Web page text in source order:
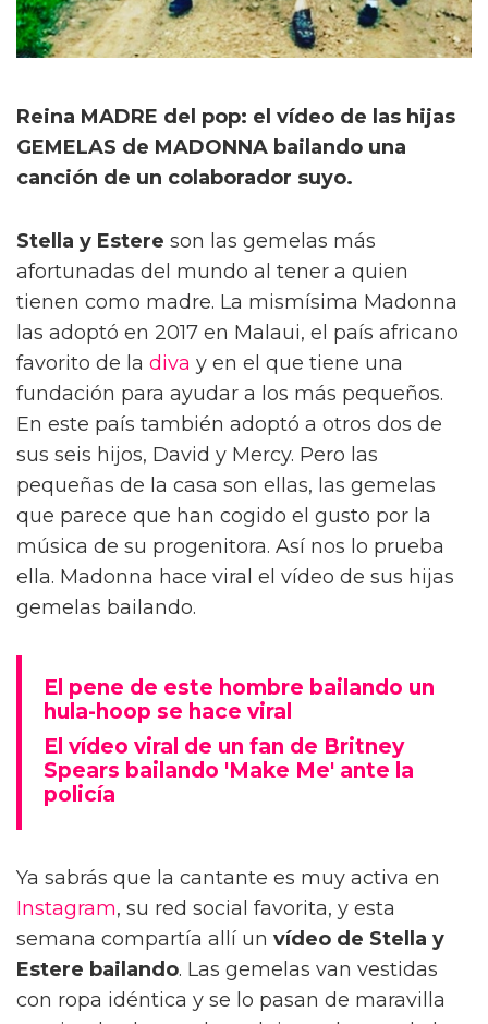
Reina MADRE del pop: el vídeo de las hijas
GEMELAS de MADONNA bailando una
canción de un colaborador suyo.
Stella y Estere son las gemelas más
afortunadas del mundo al tener a quien
tienen como madre. La mismísima Madonna
las adoptó en 2017 en Malaui, el país africano
favorito de la diva y en el que tiene una
fundación para ayudar a los más pequeños.
En este país también adoptó a otros dos de
sus seis hijos, David y Mercy. Pero las
pequeñas de la casa son ellas, las gemelas
que parece que han cogido el gusto por la
música de su progenitora. Así nos lo prueba
ella. Madonna hace viral el vídeo de sus hijas
gemelas bailando.
El pene de este hombre bailando un
hula-hoop se hace viral
El vídeo viral de un fan de Britney
Spears bailando 'Make Me' ante la
policía
Ya sabrás que la cantante es muy activa en
Instagram, su red social favorita, y esta
semana compartía allí un vídeo de Stella y
Estere bailando. Las gemelas van vestidas
con ropa idéntica y se lo pasan de maravilla